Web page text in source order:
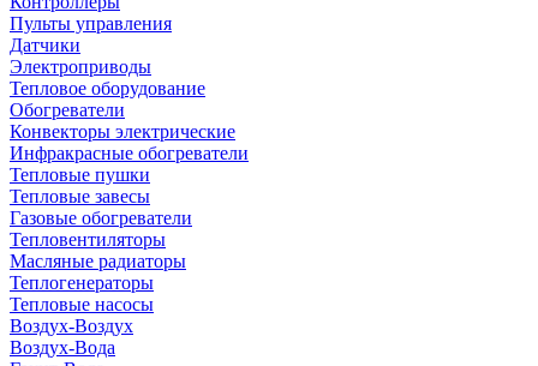
Пульты управления
Датчики
Электроприводы
Тепловое оборудование
Обогреватели
Конвекторы электрические
Инфракрасные обогреватели
Тепловые пушки
Тепловые завесы
Газовые обогреватели
Тепловентиляторы
Масляные радиаторы
Теплогенераторы
Тепловые насосы
Воздух-Воздух
Воздух-Вода